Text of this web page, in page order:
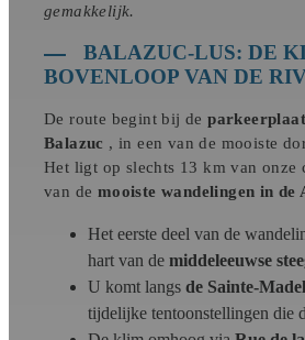
gemakkelijk.
BALAZUC-LUS: DE
BOVENLOOP VAN DE
De route begint bij de
Balazuc , in een van de mooiste
Het ligt op slechts 13 km van onze
van de mooiste wandelingen in de
Het eerste deel van de
hart van de middeleeuwse
U komt langs de Sainte-
tijdelijke tentoonstellingen die